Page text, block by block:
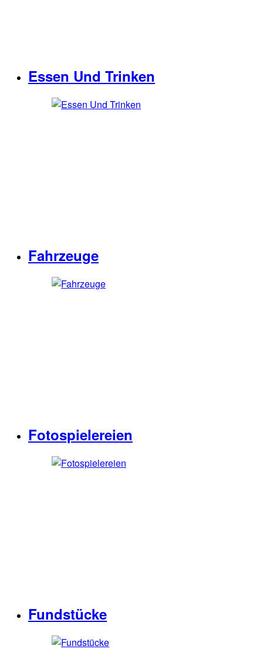
Essen Und Trinken
Fahrzeuge
Fotospielereien
Fundstücke